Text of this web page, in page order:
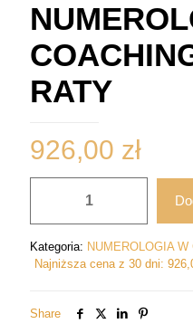
RATY
926,00 zł
NUMEROLOGIA
/
TERAPII
Kategoria: NUMEROLOGIA W
Najniższa cena z 30 dni:
Share